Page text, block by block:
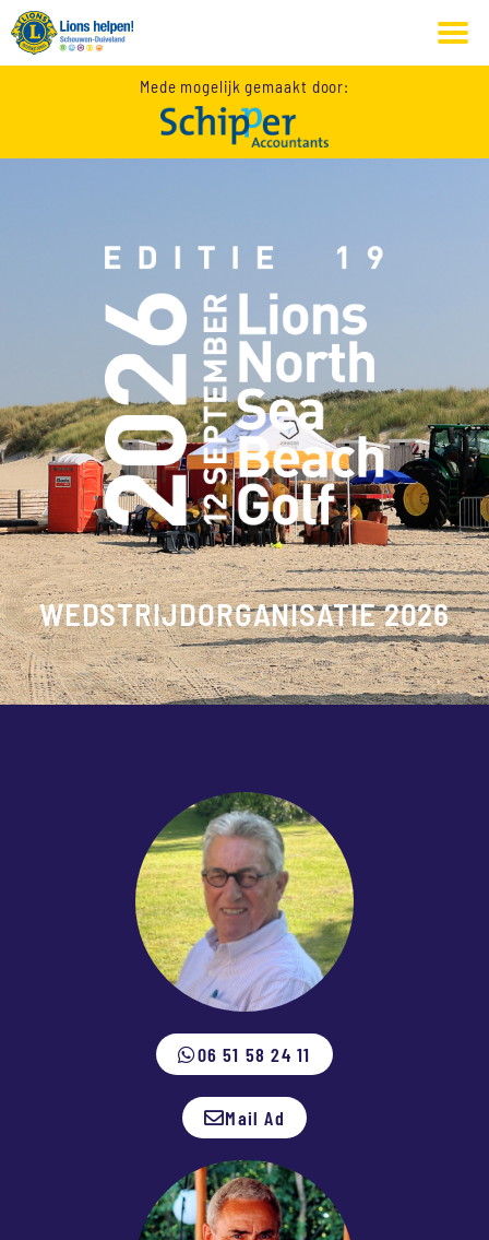
naar
Mede mogelijk gemaakt door:
WEDSTRIJDORGANISATIE 2026
06 51 58 24 11
Mail Ad